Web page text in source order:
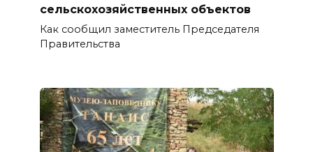
сельскохозяйственных объектов
Как сообщил заместитель Председателя
Правительства